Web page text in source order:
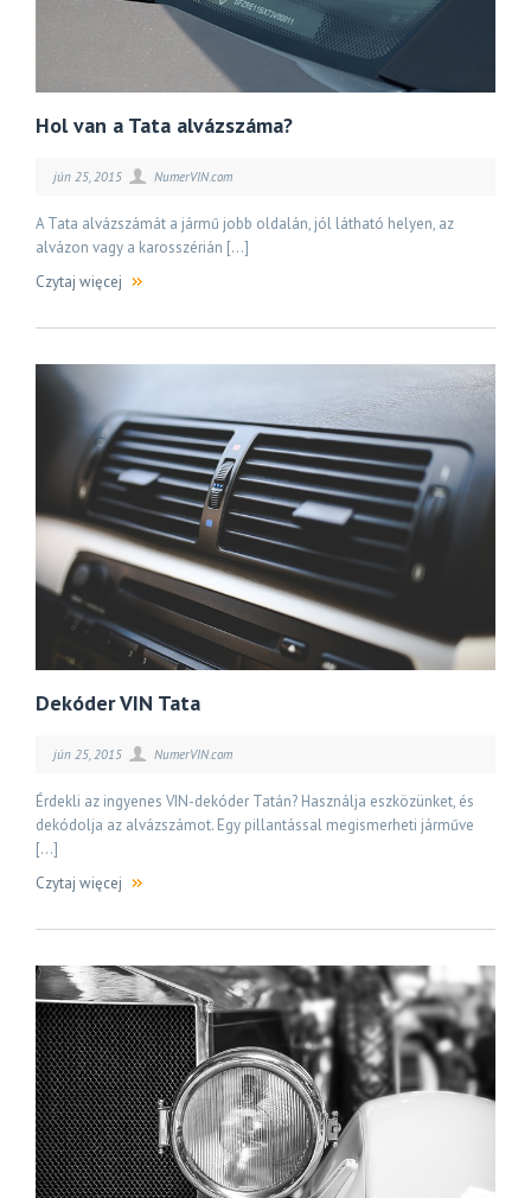
Hol van a Tata alvázszáma?
jún 25, 2015 NumerVIN.com
A Tata alvázszámát a jármű jobb oldalán, jól látható helyen, az
alvázon vagy a karosszérián […]
Czytaj więcej
Dekóder VIN Tata
jún 25, 2015 NumerVIN.com
Érdekli az ingyenes VIN-dekóder Tatán? Használja eszközünket, és
dekódolja az alvázszámot. Egy pillantással megismerheti járműve
[…]
Czytaj więcej